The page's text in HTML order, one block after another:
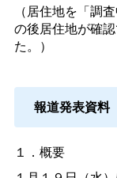
（居住地を「調
の後居住地が確
た。）
報道発表資料
１．概要